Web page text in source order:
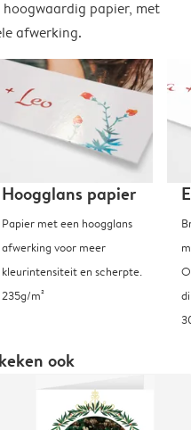
papier, met
afwerking.
Hoogglans papier
Papier met een hoogglans
afwerking voor meer
kleurintensiteit en scherpte.
235g/m²
ook